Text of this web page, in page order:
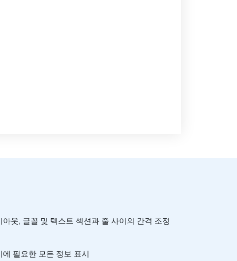
아웃, 글꼴 및 텍스트 섹션과 줄 사이의 간격 조정
필요한 모든 정보 표시